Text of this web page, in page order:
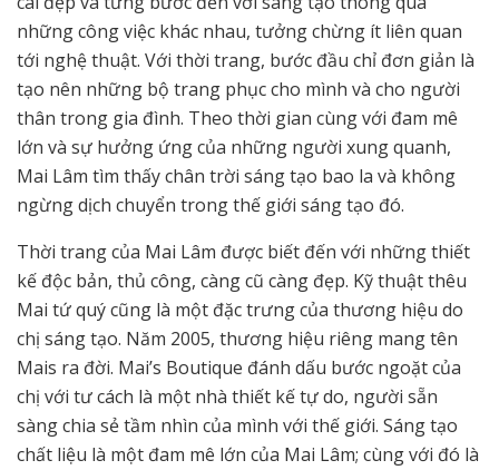
những công việc khác nhau, tưởng chừng ít liên quan
tới nghệ thuật. Với thời trang, bước đầu chỉ đơn giản là
tạo nên những bộ trang phục cho mình và cho người
thân trong gia đình. Theo thời gian cùng với đam mê
lớn và sự hưởng ứng của những người xung quanh,
Mai Lâm tìm thấy chân trời sáng tạo bao la và không
ngừng dịch chuyển trong thế giới sáng tạo đó.
Thời trang của Mai Lâm được biết đến với những thiết
kế độc bản, thủ công, càng cũ càng đẹp. Kỹ thuật thêu
Mai tứ quý cũng là một đặc trưng của thương hiệu do
chị sáng tạo. Năm 2005, thương hiệu riêng mang tên
Mais ra đời. Mai’s Boutique đánh dấu bước ngoặt của
chị với tư cách là một nhà thiết kế tự do, người sẵn
sàng chia sẻ tầm nhìn của mình với thế giới. Sáng tạo
chất liệu là một đam mê lớn của Mai Lâm; cùng với đó là